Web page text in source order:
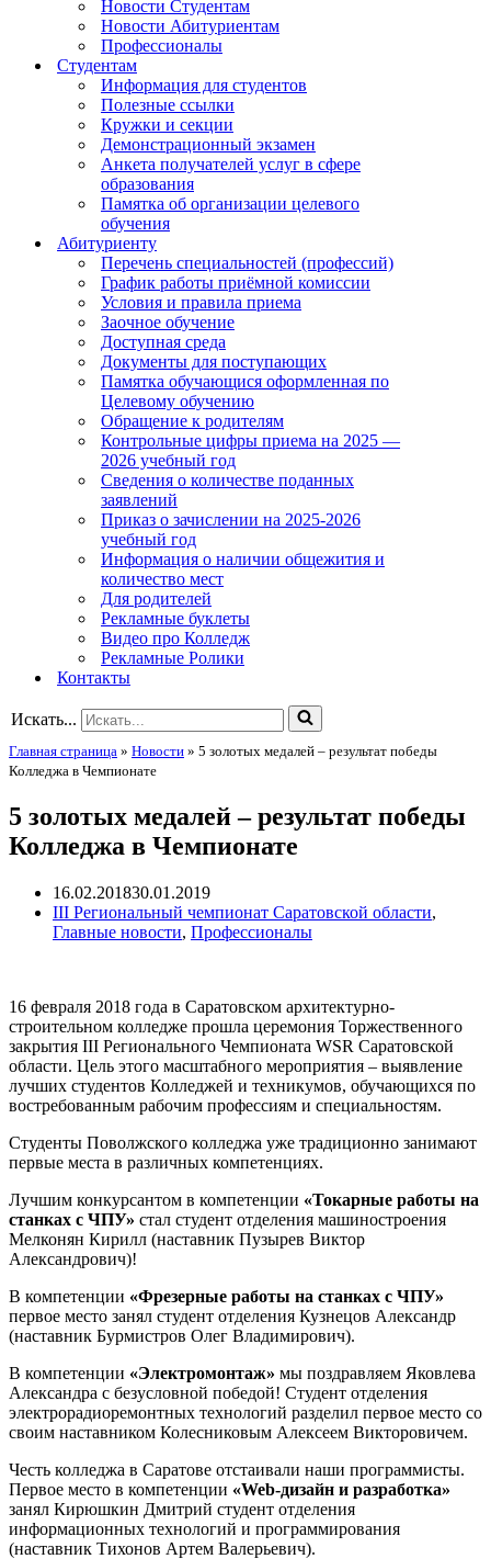
Новости Студентам
Новости Абитуриентам
Профессионалы
Студентам
Информация для студентов
Полезные ссылки
Кружки и секции
Демонстрационный экзамен
Анкета получателей услуг в сфере
образования
Памятка об организации целевого
обучения
Абитуриенту
Перечень специальностей (профессий)
График работы приёмной комиссии
Условия и правила приема
Заочное обучение
Доступная среда
Документы для поступающих
Памятка обучающися оформленная по
Целевому обучению
Обращение к родителям
Контрольные цифры приема на 2025 —
2026 учебный год
Сведения о количестве поданных
заявлений
Приказ о зачислении на 2025-2026
учебный год
Информация о наличии общежития и
количество мест
Для родителей
Рекламные буклеты
Видео про Колледж
Рекламные Ролики
Контакты
Искать...
Главная страница » Новости » 5 золотых медалей – результат победы
Колледжа в Чемпионате
5 золотых медалей – результат победы
Колледжа в Чемпионате
16.02.201830.01.2019
III Региональный чемпионат Саратовской области,
Главные новости, Профессионалы
16 февраля 2018 года в Саратовском архитектурно-
строительном колледже прошла церемония Торжественного
закрытия III Регионального Чемпионата WSR Саратовской
области. Цель этого масштабного мероприятия – выявление
лучших студентов Колледжей и техникумов, обучающихся по
востребованным рабочим профессиям и специальностям.
Студенты Поволжского колледжа уже традиционно занимают
первые места в различных компетенциях.
Лучшим конкурсантом в компетенции «Токарные работы на
станках с ЧПУ» стал студент отделения машиностроения
Мелконян Кирилл (наставник Пузырев Виктор
Александрович)!
В компетенции «Фрезерные работы на станках с ЧПУ»
первое место занял студент отделения Кузнецов Александр
(наставник Бурмистров Олег Владимирович).
В компетенции «Электромонтаж» мы поздравляем Яковлева
Александра с безусловной победой! Студент отделения
электрорадиоремонтных технологий разделил первое место со
своим наставником Колесниковым Алексеем Викторовичем.
Честь колледжа в Саратове отстаивали наши программисты.
Первое место в компетенции «Web-дизайн и разработка»
занял Кирюшкин Дмитрий студент отделения
информационных технологий и программирования
(наставник Тихонов Артем Валерьевич).